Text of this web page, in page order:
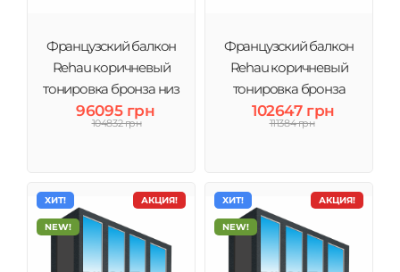
Французский балкон
Rehau коричневый
тонировка бронза низ
стекло
96095 грн
104832 грн
Французский балкон
Rehau коричневый
тонировка бронза
полностью стекло
102647 грн
111384 грн
АКЦИЯ!
ХИТ!
NEW!
АКЦИЯ!
ХИТ!
NEW!